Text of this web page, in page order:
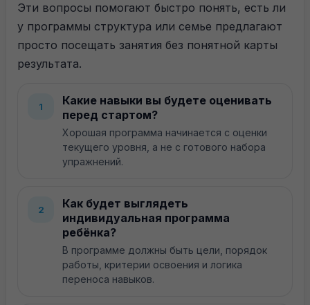
Эти вопросы помогают быстро понять, есть ли
у программы структура или семье предлагают
просто посещать занятия без понятной карты
результата.
1
Какие навыки вы будете оценивать
перед стартом?
Хорошая программа начинается с оценки
текущего уровня, а не с готового набора
упражнений.
2
Как будет выглядеть
индивидуальная программа
ребёнка?
В программе должны быть цели, порядок
работы, критерии освоения и логика
переноса навыков.
Навигация
О компании
+7 (903) 538-88-38
Москва, Васильцовский Стан, 11
Сведения об образовательной организации
ABA терапия для малышей
Группы подготовки к школе
Комплексные группы для детей
Логопед-дефектолог для детей
Нейропсихолог для детей